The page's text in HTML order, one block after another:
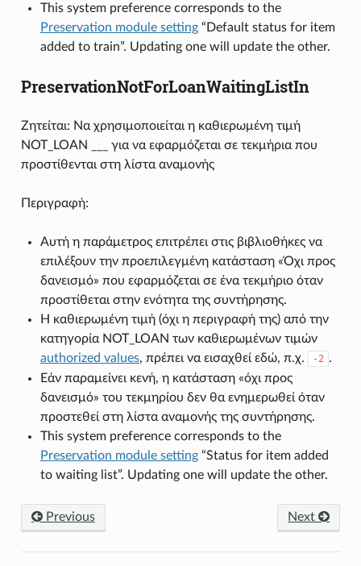
This system preference corresponds to the
Preservation module setting“Default status for item
added to train”. Updating one will update the other.
PreservationNotForLoanWaitingListIn
Ζητείται: Να χρησιμοποιείται η καθιερωμένη τιμή
NOT_LOAN ___ για να εφαρμόζεται σε τεκμήρια που
προστίθενται στη λίστα αναμονής
Περιγραφή:
Αυτή η παράμετρος επιτρέπει στις βιβλιοθήκες να
επιλέξουν την προεπιλεγμένη κατάσταση «Όχι προς
δανεισμό» που εφαρμόζεται σε ένα τεκμήριο όταν
προστίθεται στην ενότητα της συντήρησης.
Η καθιερωμένη τιμή (όχι η περιγραφή της) από την
κατηγορία NOT_LOAN των καθιερωμένων τιμών
authorized values, πρέπει να εισαχθεί εδώ, π.χ. -2 .
Εάν παραμείνει κενή, η κατάσταση «όχι προς
δανεισμό» του τεκμηρίου δεν θα ενημερωθεί όταν
προστεθεί στη λίστα αναμονής της συντήρησης.
This system preference corresponds to the
Preservation module setting“Status for item added
to waiting list”. Updating one will update the other.
Previous Next